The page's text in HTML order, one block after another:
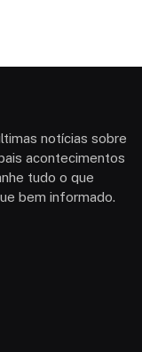
notícias sobre
acontecimentos
tudo o que
bem informado.